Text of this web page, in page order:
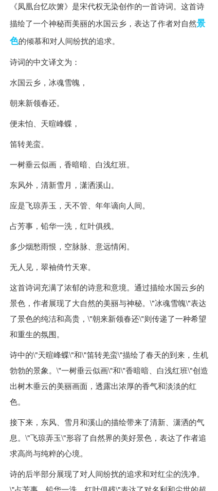
《凤凰台忆吹箫》是宋代权无染创作的一首诗词。这首诗
描绘了一个神秘而美丽的水国云乡，表达了作者对自然景
色的倾慕和对人间纷扰的追求。
诗词的中文译文为：
水国云乡，冰魂雪魄，
朝来新领春还。
便未怕、天暄峰蝶，
笛转羌蛮。
一树垂云似画，香暗暗、白浅红班。
东风外，清新雪月，潇洒溪山。
应是飞琼弄玉，天不管、年年谪向人间。
占芳事，铅华一洗，红叶俱残。
多少烟愁雨恨，空脉脉、意远情闲。
无人见，翠袖倚竹天寒。
这首诗词充满了浓郁的诗意和意境。通过描绘水国云乡的
景色，作者展现了大自然的美丽与神秘。\"冰魂雪魄\"表达
了景色的纯洁和高贵，\"朝来新领春还\"则传递了一种希望
和重生的氛围。
诗中的\"天暄峰蝶\"和\"笛转羌蛮\"描绘了春天的到来，生机
勃勃的景象。\"一树垂云似画\"和\"香暗暗、白浅红班\"创造
出树木垂云的美丽画面，透露出浓厚的香气和淡淡的红
色。
接下来，东风、雪月和溪山的描绘带来了清新、潇洒的气
息。\"飞琼弄玉\"形容了自然界的美好景色，表达了作者追
求高尚与纯粹的心境。
诗的后半部分展现了对人间纷扰的追求和对红尘的洗净。